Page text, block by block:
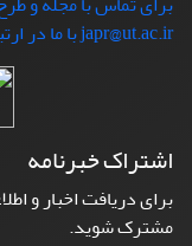
japr@ut.ac.ir با ما در ارتباط باشید.
اشتراک خبرنامه
برای دریافت اخبار و
مشترک شوید.